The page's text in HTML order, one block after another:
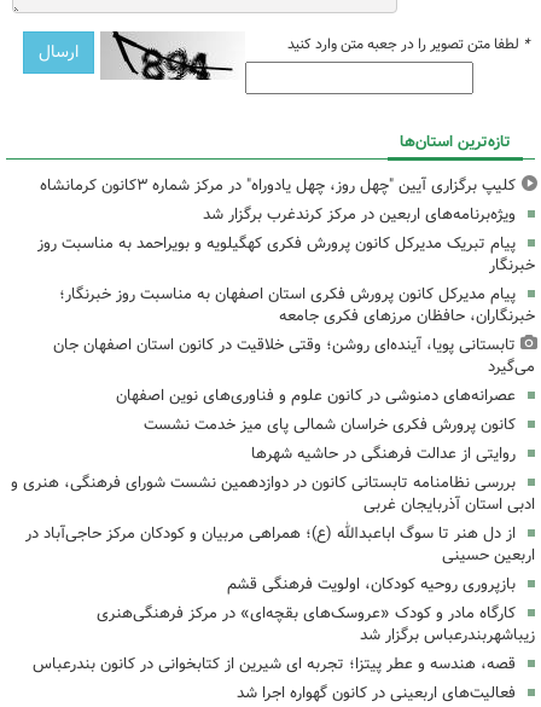
* لطفا متن تصویر را در جعبه متن وارد کنید
تازه‌ترین استان‌ها
کلیپ برگزاری آیین "چهل روز، چهل یادوراه" در مرکز شماره ۳کانون کرمانشاه
ویژه‌برنامه‌های اربعین در مرکز کرندغرب برگزار شد
پیام تبریک مدیرکل کانون پرورش فکری کهگیلویه و بویراحمد به مناسبت روز
خبرنگار
پیام مدیرکل کانون پرورش فکری استان اصفهان به مناسبت روز خبرنگار؛
خبرنگاران، حافظان مرزهای فکری جامعه
تابستانی پویا، آینده‌ای روشن؛ وقتی خلاقیت در کانون استان اصفهان جان
می‌گیرد
عصرانه‌های دمنوشی در کانون علوم و فناوری‌های نوین اصفهان
کانون پرورش فکری خراسان شمالی پای میز خدمت نشست
روایتی از عدالت فرهنگی در حاشیه شهرها
بررسی نظامنامه تابستانی کانون در دوازدهمین نشست شورای فرهنگی، هنری و
ادبی استان آذربایجان غربی
از دل هنر تا سوگ اباعبدالله (ع)؛ همراهی مربیان و کودکان مرکز حاجی‌آباد در
اربعین حسینی
بازپروری روحیه کودکان، اولویت فرهنگی قشم
کارگاه مادر و کودک «عروسک‌های بقچه‌ای» در مرکز فرهنگی‌هنری
زیباشهربندرعباس برگزار شد
قصه، هندسه و عطر پیتزا؛ تجربه ای شیرین از کتابخوانی در کانون بندرعباس
فعالیت‌های اربعینی در کانون گهواره اجرا شد